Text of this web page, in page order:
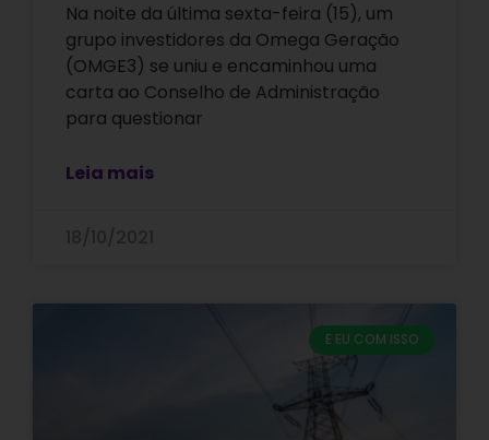
Na noite da última sexta-feira (15), um
grupo investidores da Omega Geração
(OMGE3) se uniu e encaminhou uma
carta ao Conselho de Administração
para questionar
Leia mais
E EU COM ISSO